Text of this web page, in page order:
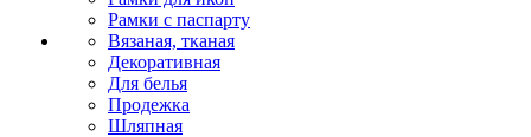
Рамки с паспарту
Вязаная, тканая
Декоративная
Для белья
Продежка
Шляпная